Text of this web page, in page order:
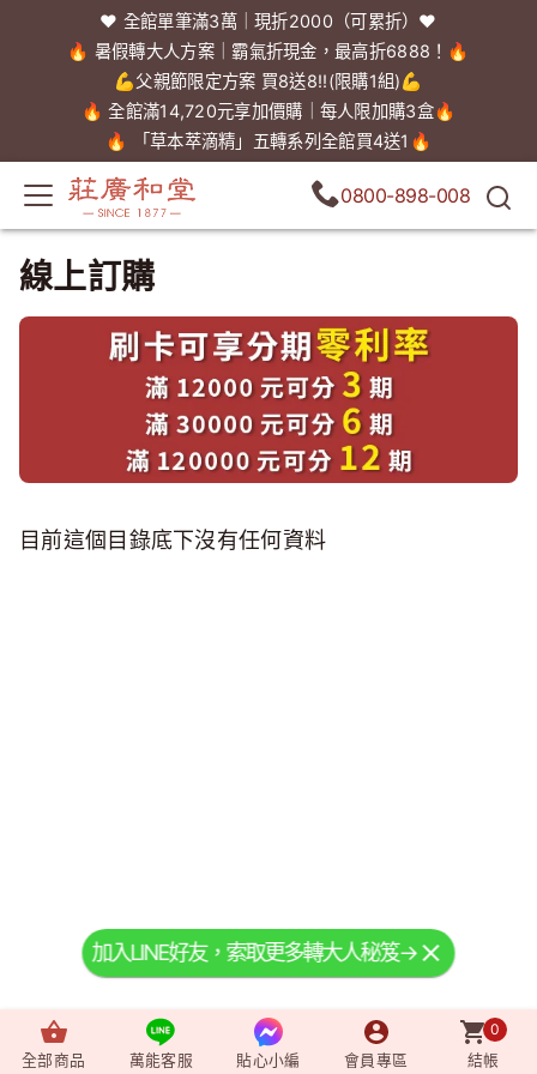
❤️ 全館單筆滿3萬｜現折2000（可累折）❤️
🔥 暑假轉大人方案｜霸氣折現金，最高折6888！🔥
💪父親節限定方案 買8送8!!(限購1組)💪
🔥 全館滿14,720元享加價購｜每人限加購3盒🔥
🔥 「草本萃滴精」五轉系列全館買4送1🔥
0800-898-008
線上訂購
目前這個目錄底下沒有任何資料
加入LINE好友，索取更多轉大人秘笈→
全部商品 萬能客服 貼心小編 會員專區
0
結帳